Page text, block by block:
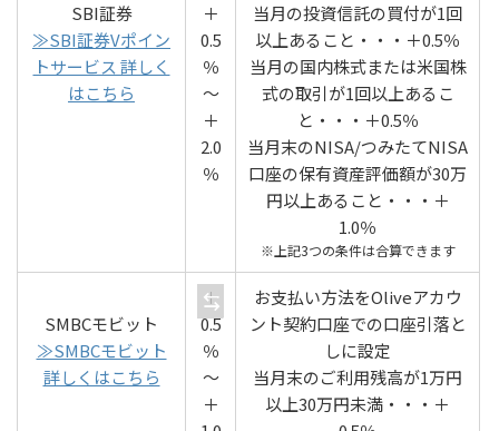
SBI証券
≫SBI証券Vポイン
トサービス 詳しく
はこちら
＋
0.5
％
〜
＋
2.0
％
当月の投資信託の買付が1回
以上あること・・・＋0.5％
当月の国内株式または米国株
式の取引が1回以上あるこ
と・・・＋0.5％
当月末のNISA/つみたてNISA
口座の保有資産評価額が30万
円以上あること・・・＋
1.0％
※上記3つの条件は合算できます
SMBCモビット
≫SMBCモビット
詳しくはこちら
＋
0.5
％
〜
＋
お支払い方法をOliveアカウ
ント契約口座での口座引落と
しに設定
当月末のご利用残高が1万円
以上30万円未満・・・＋